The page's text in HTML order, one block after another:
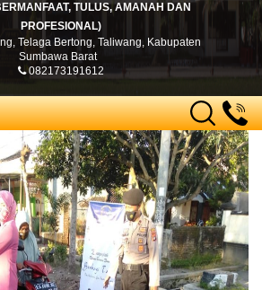
TULUS, AMANAH DAN
PROFESIONAL)
Telaga Bertong, Taliwang, Kabupaten
Sumbawa Barat
082173191612